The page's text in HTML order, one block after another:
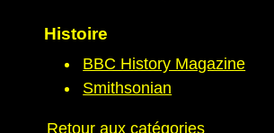
Histoire
BBC History Magazine
Smithsonian
Retour aux catégories